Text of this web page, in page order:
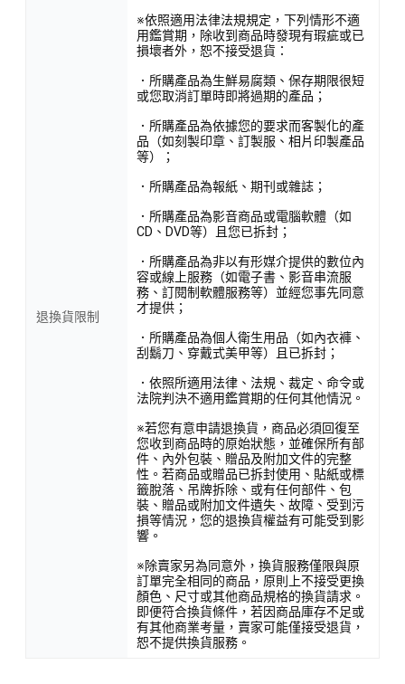
退換貨限制
※依照適用法律法規規定，下列情形不適
用鑑賞期，除收到商品時發現有瑕疵或已
損壞者外，恕不接受退貨：
．所購產品為生鮮易腐類、保存期限很短
或您取消訂單時即將過期的產品；
．所購產品為依據您的要求而客製化的產
品（如刻製印章、訂製服、相片印製產品
等）；
．所購產品為報紙、期刊或雜誌；
．所購產品為影音商品或電腦軟體（如
CD、DVD等）且您已拆封；
．所購產品為非以有形媒介提供的數位內
容或線上服務（如電子書、影音串流服
務、訂閱制軟體服務等）並經您事先同意
才提供；
．所購產品為個人衛生用品（如內衣褲、
刮鬍刀、穿戴式美甲等）且已拆封；
．依照所適用法律、法規、裁定、命令或
法院判決不適用鑑賞期的任何其他情況。
※若您有意申請退換貨，商品必須回復至
您收到商品時的原始狀態，並確保所有部
件、內外包裝、贈品及附加文件的完整
性。若商品或贈品已拆封使用、貼紙或標
籤脫落、吊牌拆除、或有任何部件、包
裝、贈品或附加文件遺失、故障、受到污
損等情況，您的退換貨權益有可能受到影
響。
※除賣家另為同意外，換貨服務僅限與原
訂單完全相同的商品，原則上不接受更換
顏色、尺寸或其他商品規格的換貨請求。
即便符合換貨條件，若因商品庫存不足或
有其他商業考量，賣家可能僅接受退貨，
恕不提供換貨服務。